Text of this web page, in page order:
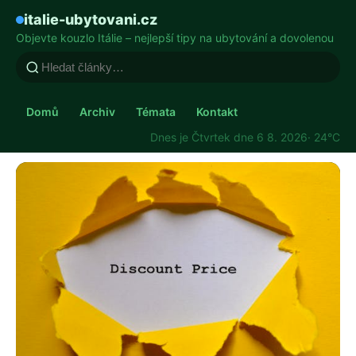
italie-ubytovani.cz
Objevte kouzlo Itálie – nejlepší tipy na ubytování a dovolenou
Domů Archiv Témata
Kontakt
Dnes je Čtvrtek dne 6 8. 2026· 24°C